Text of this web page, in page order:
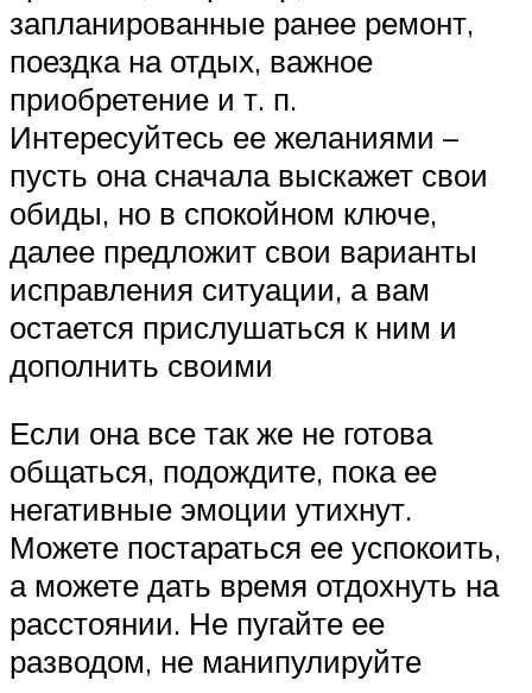
запланированные ранее ремонт,
поездка на отдых, важное
приобретение и т. п.
Интересуйтесь ее желаниями –
пусть она сначала выскажет свои
обиды, но в спокойном ключе,
далее предложит свои варианты
исправления ситуации, а вам
остается прислушаться к ним и
дополнить своими
Если она все так же не готова
общаться, подождите, пока ее
негативные эмоции утихнут.
Можете постараться ее успокоить,
а можете дать время отдохнуть на
расстоянии. Не пугайте ее
разводом, не манипулируйте